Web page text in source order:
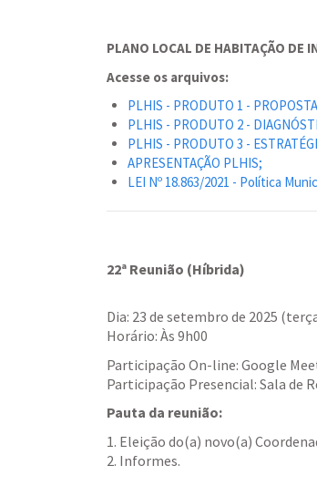
PLANO LOCAL DE HABITAÇÃO DE
Acesse os arquivos:
PLHIS - PRODUTO 1 -
PLHIS - PRODUTO 2 -
PLHIS - PRODUTO 3 -
APRESENTAÇÃO PLHIS;
LEI Nº 18.863/2021 - Política
22ª Reunião (Híbrida)
Dia: 23 de setembro de 2025
Horário: Às 9h00
Participação On-line: Google
Participação Presencial: Sala de
Pauta da reunião:
1. Eleição do(a) novo(a)
2. Informes.